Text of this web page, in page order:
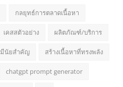
กลยุทธ์การตลาดเนื้อหา
เคสสตัวอย่าง ผลิตภัณฑ์/บริการ
มีนัยสำคัญ สร้างเนื้อหาที่ทรงพลัง
chatgpt prompt generator